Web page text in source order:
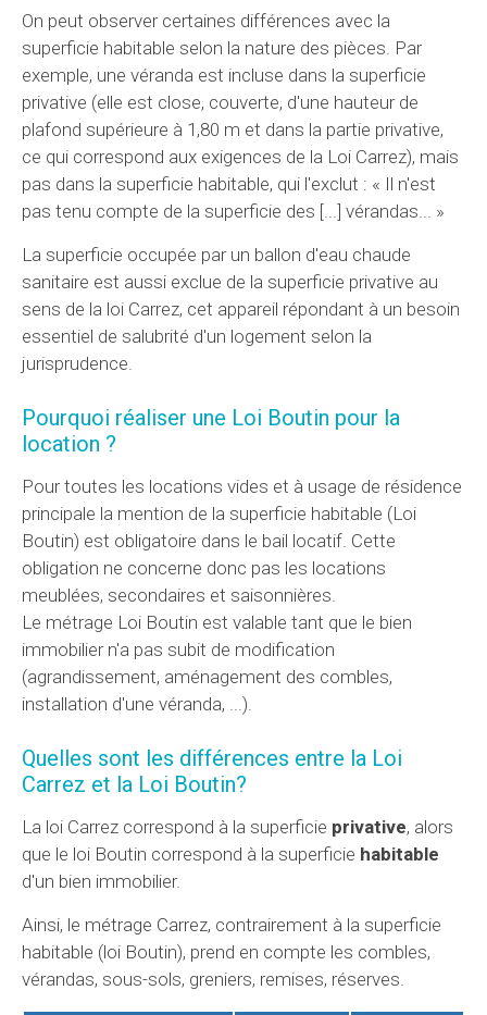
On peut observer certaines différences avec la
superficie habitable selon la nature des pièces. Par
exemple, une véranda est incluse dans la superficie
privative (elle est close, couverte, d'une hauteur de
plafond supérieure à 1,80 m et dans la partie privative,
ce qui correspond aux exigences de la Loi Carrez), mais
pas dans la superficie habitable, qui l'exclut : « Il n'est
pas tenu compte de la superficie des [...] vérandas... »
La superficie occupée par un ballon d'eau chaude
sanitaire est aussi exclue de la superficie privative au
sens de la loi Carrez, cet appareil répondant à un besoin
essentiel de salubrité d'un logement selon la
jurisprudence.
Pourquoi réaliser une Loi Boutin pour la
location ?
Pour toutes les locations vides et à usage de résidence
principale la mention de la superficie habitable (Loi
Boutin) est obligatoire dans le bail locatif. Cette
obligation ne concerne donc pas les locations
meublées, secondaires et saisonnières.
Le métrage Loi Boutin est valable tant que le bien
immobilier n'a pas subit de modification
(agrandissement, aménagement des combles,
installation d'une véranda, ...).
Quelles sont les différences entre la Loi
Carrez et la Loi Boutin?
La loi Carrez correspond à la superficie privative, alors
que le loi Boutin correspond à la superficie habitable
d'un bien immobilier.
Ainsi, le métrage Carrez, contrairement à la superficie
habitable (loi Boutin), prend en compte les combles,
vérandas, sous-sols, greniers, remises, réserves.